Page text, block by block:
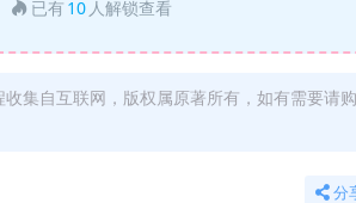
已有 10 人解锁查看
集自互联网，版权属原著所有，如有需要请
分